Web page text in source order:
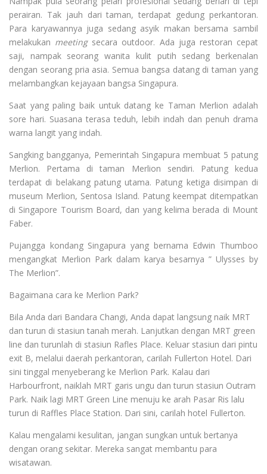
perairan. Tak jauh dari taman, terdapat gedung perkantoran.
Para karyawannya juga sedang asyik makan bersama sambil
melakukan meetingsecara outdoor. Ada juga restoran cepat
saji, nampak seorang wanita kulit putih sedang berkenalan
dengan seorang pria asia. Semua bangsa datang di taman yang
melambangkan kejayaan bangsa Singapura.
Saat yang paling baik untuk datang ke Taman Merlion adalah
sore hari. Suasana terasa teduh, lebih indah dan penuh drama
warna langit yang indah.
Sangking bangganya, Pemerintah Singapura membuat 5 patung
Merlion. Pertama di taman Merlion sendiri. Patung kedua
terdapat di belakang patung utama. Patung ketiga disimpan di
museum Merlion, Sentosa Island. Patung keempat ditempatkan
di Singapore Tourism Board, dan yang kelima berada di Mount
Faber.
Pujangga kondang Singapura yang bernama Edwin Thumboo
mengangkat Merlion Park dalam karya besarnya ” Ulysses by
The Merlion”.
Bagaimana cara ke Merlion Park?
Bila Anda dari Bandara Changi, Anda dapat langsung naik MRT
dan turun di stasiun tanah merah. Lanjutkan dengan MRT green
line dan turunlah di stasiun Rafles Place. Keluar stasiun dari pintu
exit B, melalui daerah perkantoran, carilah Fullerton Hotel. Dari
sini tinggal menyeberang ke Merlion Park. Kalau dari
Harbourfront, naiklah MRT garis ungu dan turun stasiun Outram
Park. Naik lagi MRT Green Line menuju ke arah Pasar Ris lalu
turun di Raffles Place Station. Dari sini, carilah hotel Fullerton.
Kalau mengalami kesulitan, jangan sungkan untuk bertanya
dengan orang sekitar. Mereka sangat membantu para
wisatawan.